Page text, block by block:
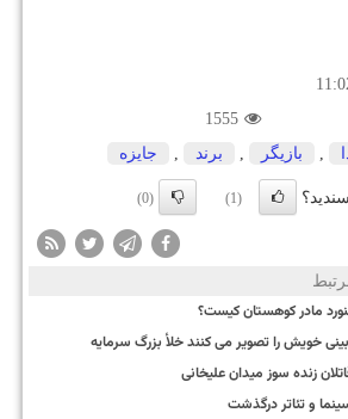
1555
, بازیگر , برند , جایزه
(1)
(0)
بینی خویش را تصویر می کنند خلأ بزرگ سرمایه
زنده سوز میدان علیخانی
و تئاتر درگذشت